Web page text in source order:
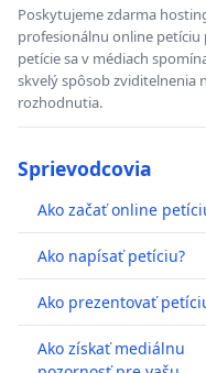
Poskytujeme zdarma
profesionálnu online petíciu
petície sa v médiach
skvelý spôsob zviditelnenia
rozhodnutia.
Sprievodcovia
Ako začať online
Ako napísať petíciu?
Ako prezentovať
Ako získať mediálnu